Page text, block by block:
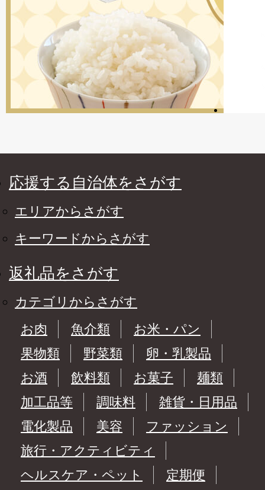
応援する自治体をさがす
エリアからさがす
キーワードからさがす
返礼品をさがす
カテゴリからさがす
お肉
魚介類
お米・パン
果物類
野菜類
卵・乳製品
お酒
飲料類 お菓子
麺類
加工品等
調味料
雑貨・日用品
電化製品
美容
ファッション
旅行・アクティビティ
ヘルスケア・ペット
定期便